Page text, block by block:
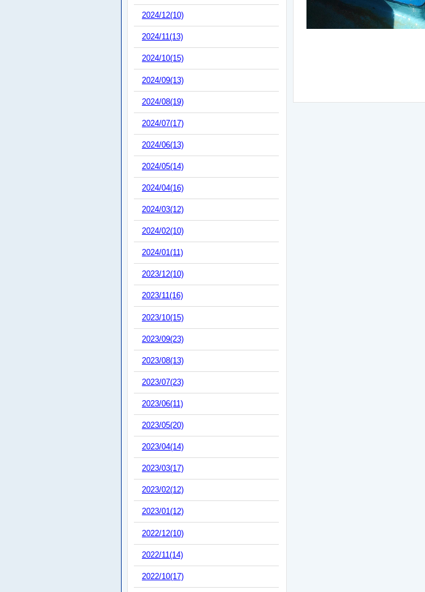
2024/12(10)
2024/11(13)
2024/10(15)
2024/09(13)
2024/08(19)
2024/07(17)
2024/06(13)
2024/05(14)
2024/04(16)
2024/03(12)
2024/02(10)
2024/01(11)
2023/12(10)
2023/11(16)
2023/10(15)
2023/09(23)
2023/08(13)
2023/07(23)
2023/06(11)
2023/05(20)
2023/04(14)
2023/03(17)
2023/02(12)
2023/01(12)
2022/12(10)
2022/11(14)
2022/10(17)